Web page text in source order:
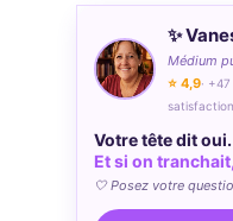
✨
Médium
⭐ 4,9·
satisfaction
Votre tête dit
Et si on
🤍 Posez votre